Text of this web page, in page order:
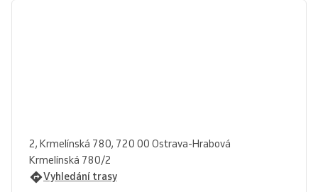
2, Krmelínská 780, 720 00 Ostrava-Hrabová
Krmelínská 780/2
Vyhledání trasy